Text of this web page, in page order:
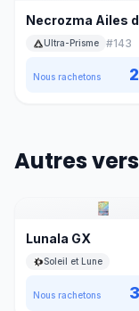
Necrozma Ailes
l’Aurore GX
Ultra-Prisme #143
Nous rachetons
Autres
Lunala GX
Soleil et Lune
Nous rachetons